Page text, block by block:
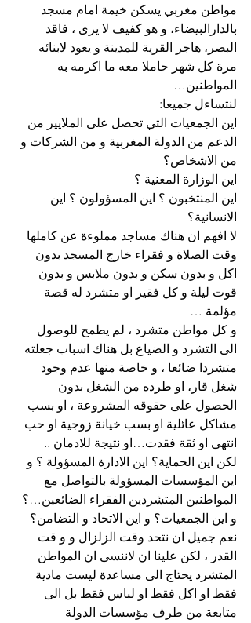
مواطن مغربي يسكن خيمة امام مسجد
بالدارالبيضاء، و هو كفيف لا يرى ، فاقد
البصر، هاجر القرية للمدينة و يعود لابنائه
مرة كل شهر حاملا معه ما اكرمه به
المواطنين…
لنتساءل جميعا:
اين الجمعيات التي تحصل على الملايير من
الدعم من الدولة المغربية و من الشركات و
من الاشخاص؟
اين الوزارة المعنية ؟
اين المنتخبون ؟ اين المسؤولون ؟ اين
الانسانية؟
لا افهم ان هناك مساجد مملوءة عن كاملها
وقت الصلاة و فقراء خارج المسجد بدون
اكل و بدون سكن و بدون ملابس و بدون
قوت ليلة و كل فقير او متشرد له قصة
مؤلمة …
و كل مواطن متشرد ، لم يطمح للوصول
الى التشرد و الضياع بل هناك اسباب جعلته
متشردا ضائعا ، و خاصة منها عدم وجود
شغل قار، او طرده من الشغل بدون
الحصول على حقوقه المشروعة ، او بسب
مشاكل عائلية او بسب خيانة زوجية او حب
انتهى او ثقة فقدت…او نتيجة للادمان ..
لكن اين الحماية؟ اين الادارة المسؤولة ؟ و
اين المؤسسات المسؤولة بالتواصل مع
المواطنين المتشردين الفقراء الضائعين…؟
و اين الجمعيات؟ و اين الاتحاد و التضامن؟
نعم جميل ان نتحد وقت الزلزال و و قت
القدر ، لكن علينا ان لاننسى ان المواطن
المتشرد يحتاج الى مساعدة ليست مادية
فقط او اكل فقط او لباس فقط بل الى
متابعة من طرف مؤسسات الدولة